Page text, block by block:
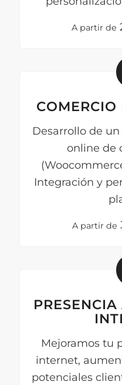
A partir de
COMERCIO
Desarrollo de
online de
Integración y
A partir de
Mejoramos tu
internet,
potenciales